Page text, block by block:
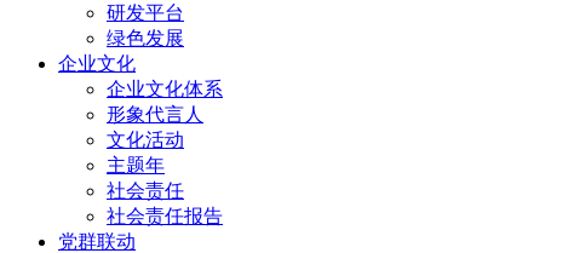
研发平台
绿色发展
企业文化
企业文化体系
形象代言人
文化活动
主题年
社会责任
社会责任报告
党群联动